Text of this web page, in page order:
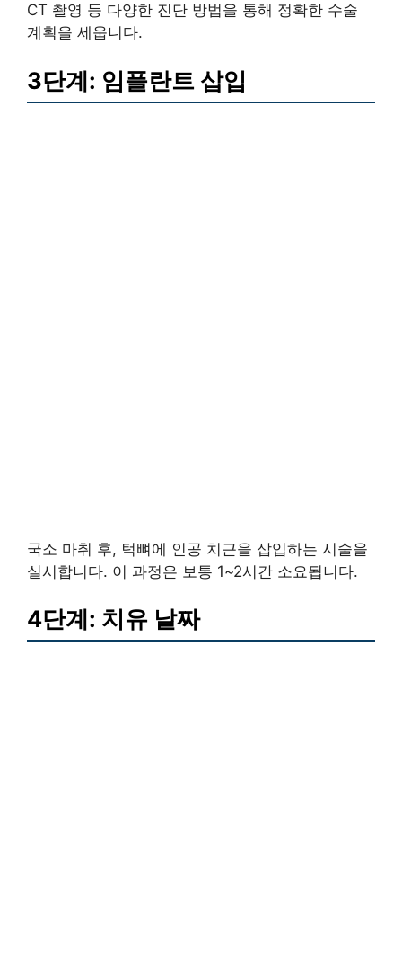
CT 촬영 등 다양한 진단 방법을 통해 정확한 수술
계획을 세웁니다.
3단계: 임플란트 삽입
국소 마취 후, 턱뼈에 인공 치근을 삽입하는 시술을
실시합니다. 이 과정은 보통 1~2시간 소요됩니다.
4단계: 치유 날짜